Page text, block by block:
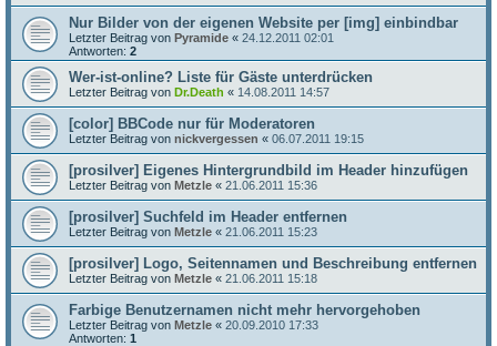
Nur Bilder von der eigenen Website per [img] einbindbar
Letzter Beitrag von Pyramide « 24.12.2011 02:01
Antworten: 2
Wer-ist-online? Liste für Gäste unterdrücken
Letzter Beitrag von Dr.Death « 14.08.2011 14:57
[color] BBCode nur für Moderatoren
Letzter Beitrag von nickvergessen « 06.07.2011 19:15
[prosilver] Eigenes Hintergrundbild im Header hinzufügen
Letzter Beitrag von Metzle « 21.06.2011 15:36
[prosilver] Suchfeld im Header entfernen
Letzter Beitrag von Metzle « 21.06.2011 15:23
[prosilver] Logo, Seitennamen und Beschreibung entfernen
Letzter Beitrag von Metzle « 21.06.2011 15:18
Farbige Benutzernamen nicht mehr hervorgehoben
Letzter Beitrag von Metzle « 20.09.2010 17:33
Antworten: 1